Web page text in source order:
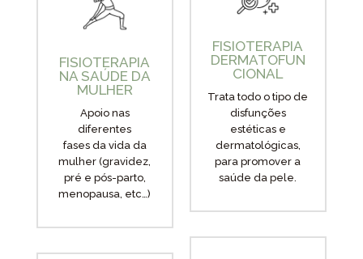
FISIOTERAPIA
NA SAÚDE DA
MULHER
Apoio nas
diferentes
fases da vida da
mulher (gravidez,
pré e pós-parto,
menopausa, etc…)
FISIOTERAPIA
DERMATOFUN
CIONAL
Trata todo o tipo de
disfunções
estéticas e
dermatológicas,
para promover a
saúde da pele.